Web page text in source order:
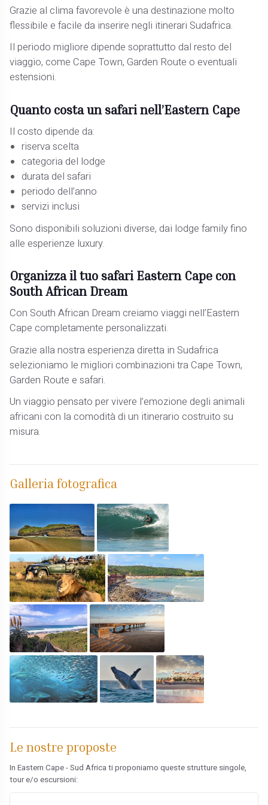
Grazie al clima favorevole è una destinazione molto
flessibile e facile da inserire negli itinerari Sudafrica.
Il periodo migliore dipende soprattutto dal resto del
viaggio, come Cape Town, Garden Route o eventuali
estensioni.
Quanto costa un safari nell’Eastern Cape
Il costo dipende da:
riserva scelta
categoria del lodge
durata del safari
periodo dell’anno
servizi inclusi
Sono disponibili soluzioni diverse, dai lodge family fino
alle esperienze luxury.
Organizza il tuo safari Eastern Cape con
South African Dream
Con South African Dream creiamo viaggi nell’Eastern
Cape completamente personalizzati.
Grazie alla nostra esperienza diretta in Sudafrica
selezioniamo le migliori combinazioni tra Cape Town,
Garden Route e safari.
Un viaggio pensato per vivere l’emozione degli animali
africani con la comodità di un itinerario costruito su
misura.
Galleria fotografica
Le nostre proposte
In Eastern Cape - Sud Africa ti proponiamo queste strutture singole,
tour e/o escursioni: